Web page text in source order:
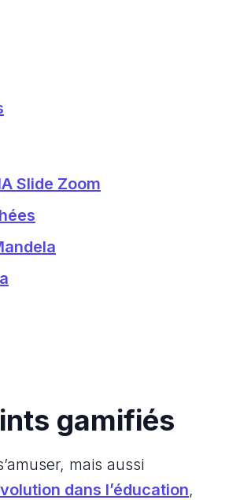
Slide Zoom
gamifiés
mais aussi
dans l’éducation,